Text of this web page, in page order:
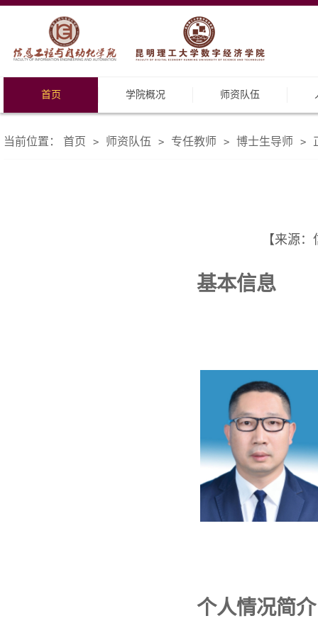
首页 学院概况 师资队伍
当前位置： 首页 > 师资队伍 > 专任教师 > 博士生导师 >
【来源
基本信息
个人情况简介